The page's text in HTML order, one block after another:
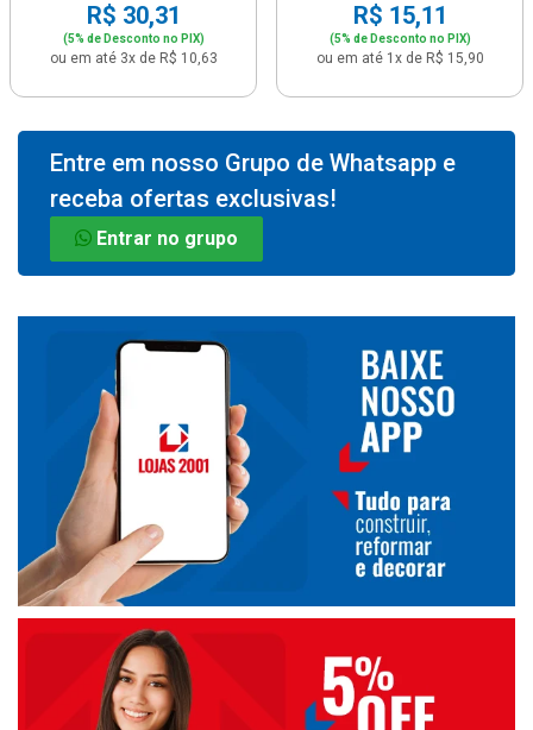
R$ 30,31
(5% de Desconto no PIX)
ou em até 3x de R$ 10,63
R$ 15,11
(5% de Desconto no PIX)
ou em até 1x de R$ 15,90
Entre em nosso Grupo de Whatsapp e
receba ofertas exclusivas!
Entrar no grupo